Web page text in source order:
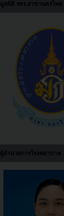
มูลนิธิ รพร.สาขานครไทย
ผู้อำนวยการโรงพยาบาล